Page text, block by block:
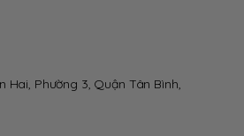
Hai, Phường 3, Quận Tân Bình,